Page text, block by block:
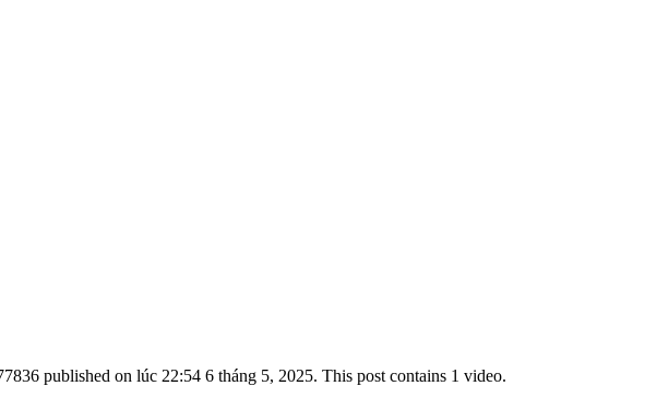
published on lúc 22:54 6 tháng 5, 2025. This post contains 1 video.